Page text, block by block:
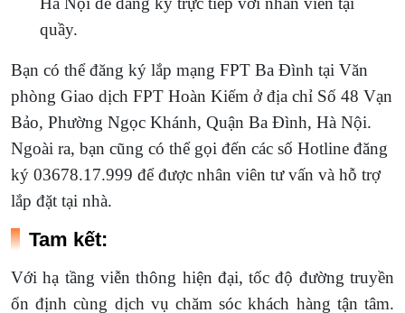
quầy.
Bạn có thể đăng ký lắp mạng FPT Ba Đình tại Văn
phòng Giao dịch FPT Hoàn Kiếm ở địa chỉ Số 48 Vạn
Bảo, Phường Ngọc Khánh, Quận Ba Đình, Hà Nội.
Ngoài ra, bạn cũng có thể gọi đến các số Hotline đăng
ký 03678.17.999 để được nhân viên tư vấn và hỗ trợ
lắp đặt tại nhà.
Tam kết:
Với hạ tầng viễn thông hiện đại, tốc độ đường truyền
ổn định cùng dịch vụ chăm sóc khách hàng tận tâm.